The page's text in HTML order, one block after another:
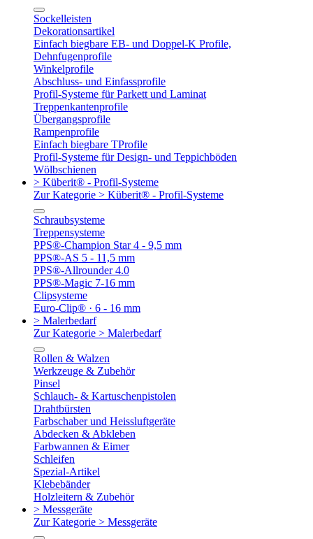
Sockelleisten
Dekorationsartikel
Einfach biegbare EB- und Doppel-K Profile,
Dehnfugenprofile
Winkelprofile
Abschluss- und Einfassprofile
Profil-Systeme für Parkett und Laminat
Treppenkantenprofile
Übergangsprofile
Rampenprofile
Einfach biegbare TProfile
Profil-Systeme für Design- und Teppichböden
Wölbschienen
> Küberit® - Profil-Systeme
Zur Kategorie > Küberit® - Profil-Systeme
Schraubsysteme
Treppensysteme
PPS®-Champion Star 4 - 9,5 mm
PPS®-AS 5 - 11,5 mm
PPS®-Allrounder 4.0
PPS®-Magic 7-16 mm
Clipsysteme
Euro-Clip® · 6 - 16 mm
> Malerbedarf
Zur Kategorie > Malerbedarf
Rollen & Walzen
Werkzeuge & Zubehör
Pinsel
Schlauch- & Kartuschenpistolen
Drahtbürsten
Farbschaber und Heissluftgeräte
Abdecken & Abkleben
Farbwannen & Eimer
Schleifen
Spezial-Artikel
Klebebänder
Holzleitern & Zubehör
> Messgeräte
Zur Kategorie > Messgeräte